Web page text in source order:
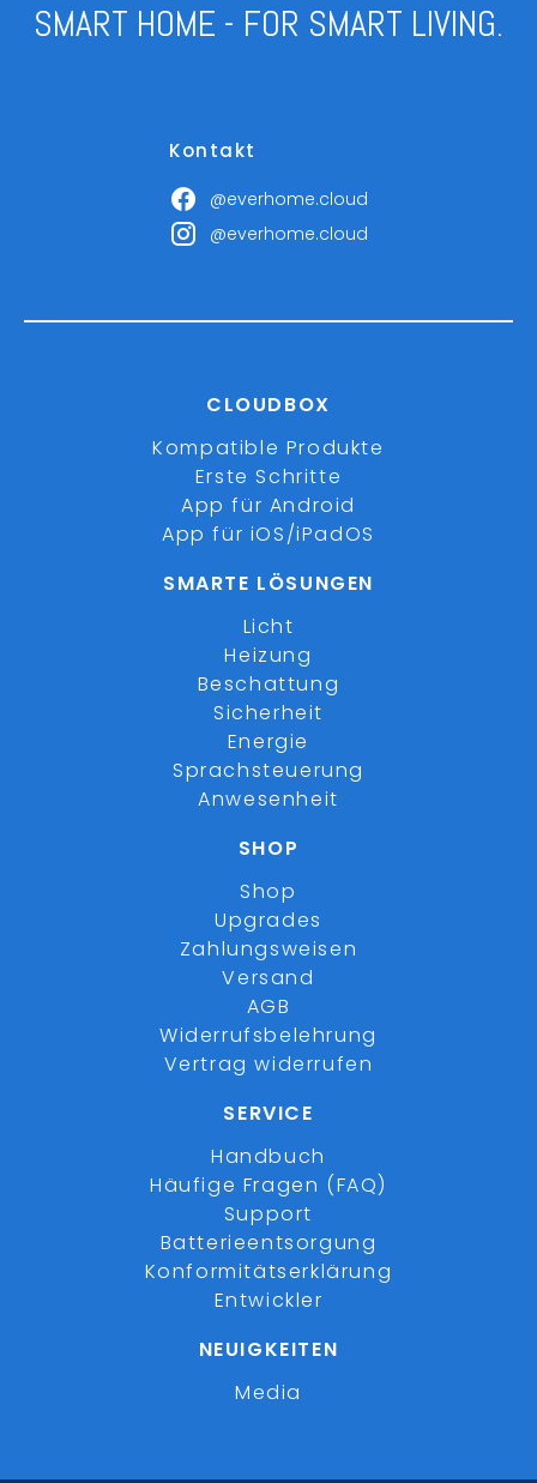
SMART HOME - FOR SMART LIVING.
Kontakt
@everhome.cloud
@everhome.cloud
CLOUDBOX
Kompatible Produkte
Erste Schritte
App für Android
App für iOS/iPadOS
SMARTE LÖSUNGEN
Licht
Heizung
Beschattung
Sicherheit
Energie
Sprachsteuerung
Anwesenheit
SHOP
Shop
Upgrades
Zahlungsweisen
Versand
AGB
Widerrufsbelehrung
Vertrag widerrufen
SERVICE
Handbuch
Häufige Fragen (FAQ)
Support
Batterieentsorgung
Konformitätserklärung
Entwickler
NEUIGKEITEN
Media